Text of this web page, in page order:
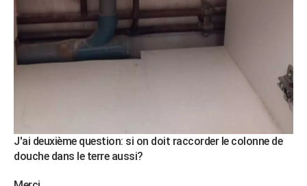
J'ai deuxième question: si on doit raccorder le colonne de
douche dans le terre aussi?